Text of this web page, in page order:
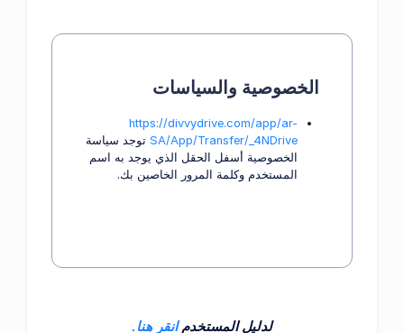
الخصوصية والسياسات
https://divvydrive.com/app/ar-
SA/App/Transfer/_4NDrive توجد سياسة
الخصوصية أسفل الحقل الذي يوجد به اسم
المستخدم وكلمة المرور الخاصين بك.
لدليل المستخدمانقر هنا.